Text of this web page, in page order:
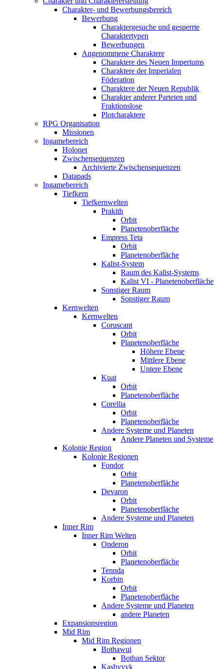
Charakter- und Bewerbungsbereich
Bewerbung
Charaktergesuche und gesperrte
Charaktertypen
Bewerbungen
Angenommene Charaktere
Charaktere des Neuen Imperiums
Charaktere der Imperialen
Föderation
Charaktere der Neuen Republik
Charakter anderer Parteien und
Fraktionslose
Plotcharaktere
RPG Organisation
Missionen
Ingamebereich
Holonet
Zwischensequenzen
Archivierte Zwischensequenzen
Datapads
Ingamebereich
Tiefkern
Tiefkernwelten
Prakith
Orbit
Planetenoberfläche
Empress Teta
Orbit
Planetenoberfläche
Kalist-System
Raum des Kalist-Systems
Kalist VI - Planetenoberfläche
Sonstiger Raum
Sonstiger Raum
Kernwelten
Kernwelten
Coruscant
Orbit
Planetenoberfläche
Höhere Ebene
Mittlere Ebene
Untere Ebene
Kuat
Orbit
Planetenoberfläche
Corellia
Orbit
Planetenoberfläche
Andere Systeme und Planeten
Andere Planeten und Systeme
Kolonie Region
Kolonie Regionen
Fondor
Orbit
Planetenoberfläche
Devaron
Orbit
Planetenoberfläche
Andere Systeme und Planeten
Inner Rim
Inner Rim Welten
Onderon
Orbit
Planetenoberfläche
Tennda
Korbin
Orbit
Planetenoberfläche
Andere Systeme und Planeten
andere Planeten
Expansionsregion
Mid Rim
Mid Rim Regionen
Bothawui
Bothan Sektor
Kashyyyk